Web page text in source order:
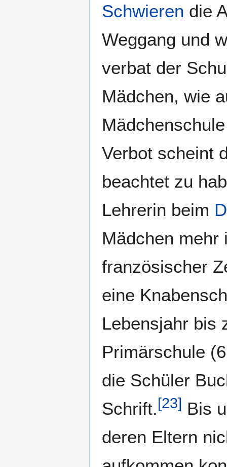
Schwieren die
Weggang und
verbat der
Mädchen, wie
Verbot scheint
beachtet zu
Lehrerin beim
Mädchen mehr
französischer
eine
Lebensjahr bis
Primärschule
die Schüler
Schrift.[23] Bis
deren Eltern